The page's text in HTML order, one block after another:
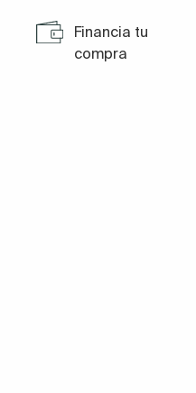
Financia tu
compra